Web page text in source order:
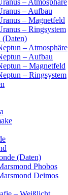
– Aufbau
– Magnetfeld
– Ringsystem
(Daten)
– Atmosphäre
– Aufbau
– Magnetfeld
– Ringsystem
(Daten)
Phobos
Deimos